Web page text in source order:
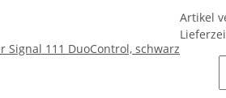
111 DuoControl, schwarz
Artikel